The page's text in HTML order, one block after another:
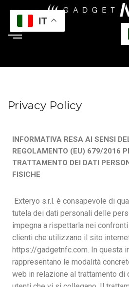
Vai
al
Privacy Policy
INFORMATIVA RESA AI SENSI
REGOLAMENTO (EU) 679/2016
TRATTAMENTO DEI DATI
FISICHE
Exteryo s.r.l. è consapevole di
tutela dei dati personali delle
impegna a rispettarla nei
clienti che utilizzano il sito
https://gadgetnfc.com. In questa
rappresentano le modalità
web in relazione al trattamento di
IT